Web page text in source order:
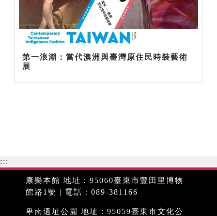
第一浪潮：當代澳洲與臺灣原住民時裝藝術
展
:::
康樂本館 地址：95060臺東市豐田里博物
館路1號 | 電話：089-381166
卑南遺址公園 地址：95059臺東市文化公